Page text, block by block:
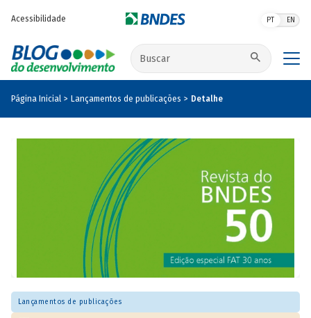
Acessibilidade PT EN
Buscar no site
Página Inicial Lançamentos de publicações Detalhe
Lançamentos de publicações